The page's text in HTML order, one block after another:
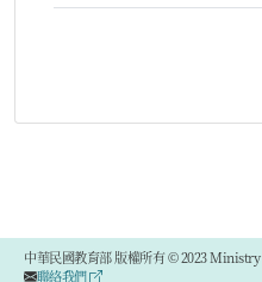
中華民國教育部 版權所有 © 2023
聯絡我們